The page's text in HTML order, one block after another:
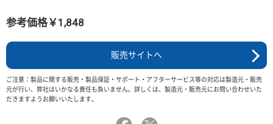
参考価格￥1,848
販売サイトへ
ご注意：製品に関する販売・製品保証・サポート・アフターサービス等の対応は製造元・販売
元が行い、弊社はいかなる責任も負いません。詳しくは、製造元・販売元にお問い合わせいた
だきますようお願いいたします。